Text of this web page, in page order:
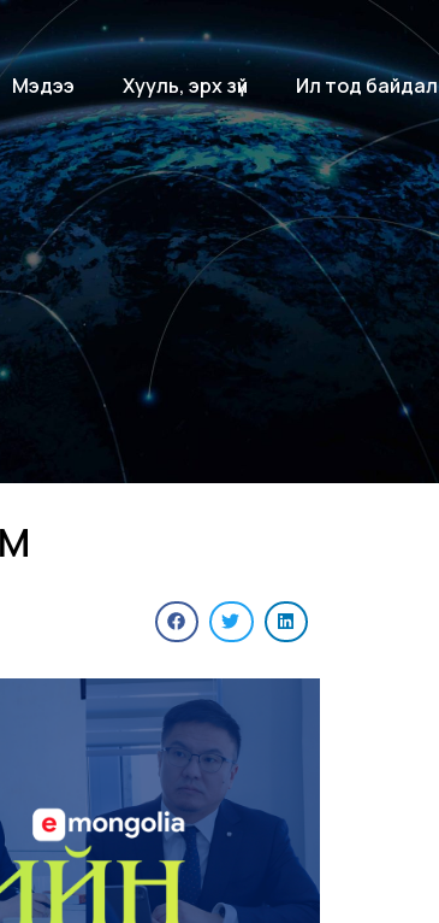
Мэдээ Хууль, эрх зүй Ил тод байдал